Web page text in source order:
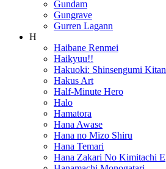
Gundam
Gungrave
Gurren Lagann
H
Haibane Renmei
Haikyuu!!
Hakuoki: Shinsengumi Kitan
Hakus Art
Half-Minute Hero
Halo
Hamatora
Hana Awase
Hana no Mizo Shiru
Hana Temari
Hana Zakari No Kimitachi E